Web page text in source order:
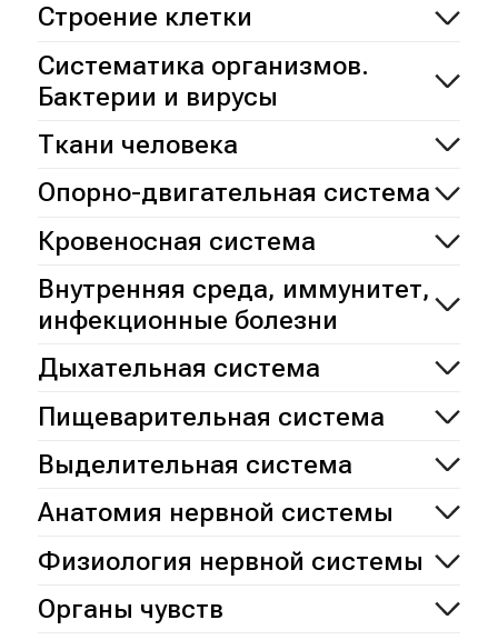
Строение клетки
Систематика организмов.
Бактерии и вирусы
Ткани человека
Опорно-двигательная система
Кровеносная система
Внутренняя среда, иммунитет,
инфекционные болезни
Дыхательная система
Пищеварительная система
Выделительная система
Анатомия нервной системы
Физиология нервной системы
Органы чувств